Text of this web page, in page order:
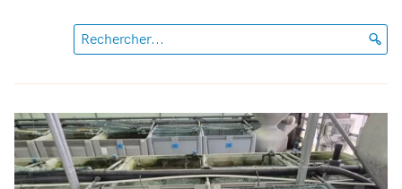
Rechercher...